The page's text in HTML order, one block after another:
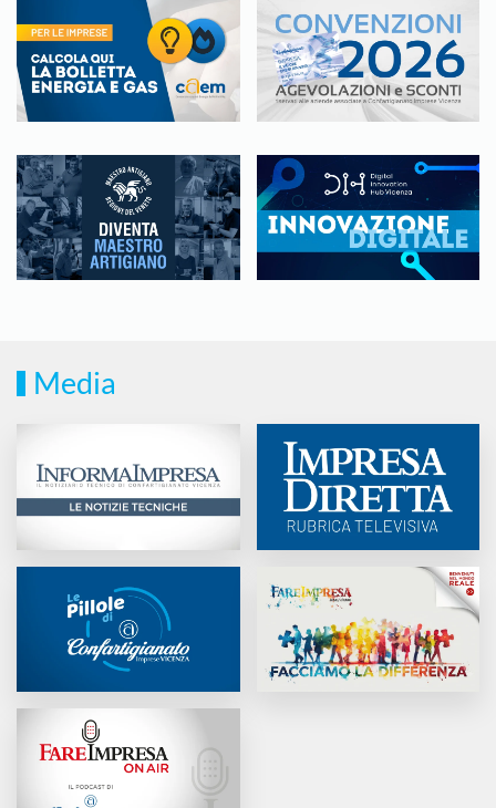
Media